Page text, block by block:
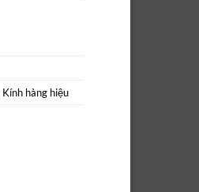
Kính hàng hiệu